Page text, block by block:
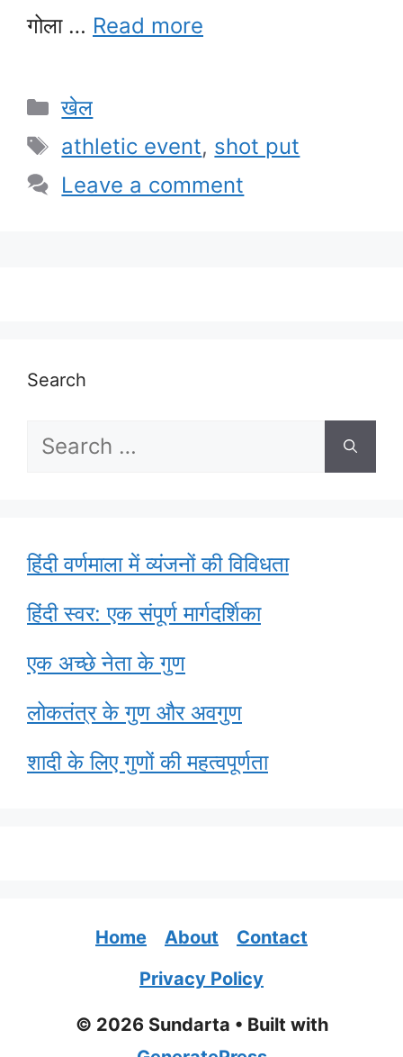
गोला … Read more
Categories
खेल
Tags
athletic event, shot put
Leave a comment
Search
Search
हिंदी वर्णमाला में व्यंजनों की विविधता
हिंदी स्वर: एक संपूर्ण मार्गदर्शिका
एक अच्छे नेता के गुण
लोकतंत्र के गुण और अवगुण
शादी के लिए गुणों की महत्वपूर्णता
Home About
Contact
Privacy Policy
© 2026 Sundarta • Built with